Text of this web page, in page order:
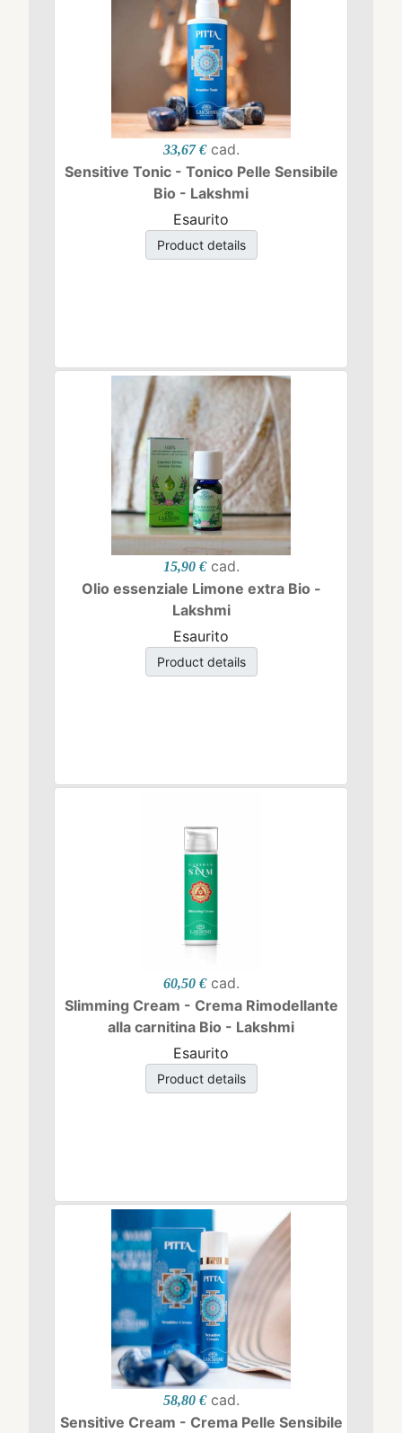
33,67 € cad.
Sensitive Tonic - Tonico Pelle Sensibile
Bio - Lakshmi
Esaurito
Product details
15,90 € cad.
Olio essenziale Limone extra Bio -
Lakshmi
Esaurito
Product details
60,50 € cad.
Slimming Cream - Crema Rimodellante
alla carnitina Bio - Lakshmi
Esaurito
Product details
58,80 € cad.
Sensitive Cream - Crema Pelle Sensibile